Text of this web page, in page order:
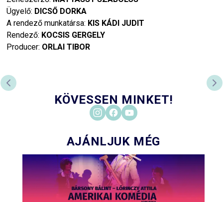
Ügyelő: DICSŐ DORKA
A rendező munkatársa: KIS KÁDI JUDIT
Rendező: KOCSIS GERGELY
Producer: ORLAI TIBOR
PREVIOUS SLIDE
KÖVESSEN MINKET!
AJÁNLJUK MÉG